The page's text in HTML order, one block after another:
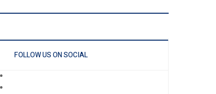
FOLLOW US ON SOCIAL